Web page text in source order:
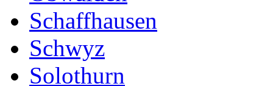
Schaffhausen
Schwyz
Solothurn